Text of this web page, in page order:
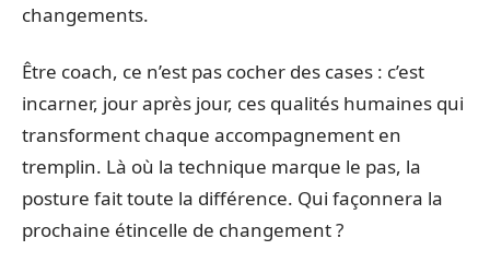
changements.
Être coach, ce n’est pas cocher des cases : c’est
incarner, jour après jour, ces qualités humaines qui
transforment chaque accompagnement en
tremplin. Là où la technique marque le pas, la
posture fait toute la différence. Qui façonnera la
prochaine étincelle de changement ?